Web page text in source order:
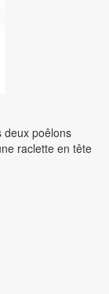
deux poêlons
raclette en tête